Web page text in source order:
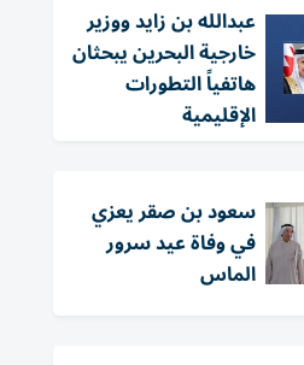
عبدالله بن زايد ووزير
خارجية البحرين يبحثان
هاتفياً التطورات
الإقليمية
سعود بن صقر يعزي
في وفاة عيد سرور
الماس